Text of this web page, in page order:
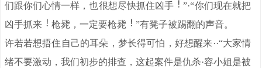
们跟你们心情一样，也很想尽快抓住凶手
”·“你们现在就把
凶手抓来
枪毙，一定要枪毙
”有凳子被踢翻的声音。
许若若想捂住自己的耳朵，梦长得可怕，好想醒来··“大家情
绪不要激动，我们初步的排查，这起案件是仇杀·容小姐是被